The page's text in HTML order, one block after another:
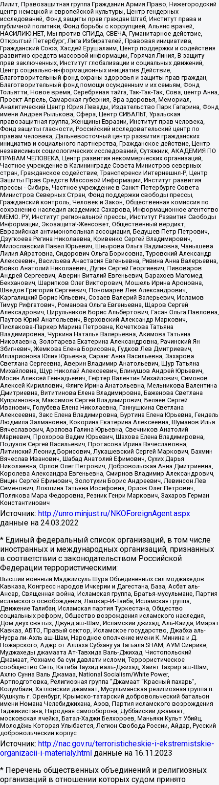
Лилит, Правозащитная группа Гражданин.Армия.Право, Нижегородский
центр немецкой и европейской культуры, Центр гендерных
исследований, Фонд защиты прав граждан Штаб, Институт права и
публичной политики, Фонд борьбы с коррупцией, Альянс врачей,
НАСИЛИЮ.НЕТ, Мы против СПИДа, СВЕЧА, Гуманитарное действие,
Открытый Петербург, Лига Избирателей, Правовая инициатива,
Гражданский Союз, Хасдей Ерушалаим, Центр поддержки и содействия
развитию средств массовой информации, Горячая Линия, В защиту
прав заключенных, Институт глобализации и социальных движений,
Центр социально-информационных инициатив Действие,
Благотворительный фонд охраны здоровья и защиты прав граждан,
Благотворительный фонд помощи осужденным и их семьям, Фонд
Тольятти, Новое время, Серебряная тайга, Так-Так-Так, Сова, центр Анна,
Проект Апрель, Самарская губерния, Эра здоровья, Мемориал,
Аналитический Центр Юрия Левады, Издательство Парк Гагарина, Фонд
имени Андрея Рылькова, Сфера, Центр СИБАЛЬТ, Уральская
правозащитная группа, Женщины Евразии, Институт прав человека,
Фонд защиты гласности, Российский исследовательский центр по
правам человека, Дальневосточный центр развития гражданских
инициатив и социального партнерства, Гражданское действие, Центр
независимых социологических исследований, Сутяжник, АКАДЕМИЯ ПО
ПРАВАМ ЧЕЛОВЕКА, Центр развития некоммерческих организаций,
Частное учреждение в Калининграде Совета Министров северных
стран, Гражданское содействие, Трансперенси Интернешнл-Р, Центр
Защиты Прав Средств Массовой Информации, Институт развития
прессы - Сибирь, Частное учреждение в Санкт-Петербурге Совета
Министров Северных Стран, Фонд поддержки свободы прессы,
Гражданский контроль, Человек и Закон, Общественная комиссия по
сохранению наследия академика Сахарова, Информационное агентство
МЕМО. РУ, Институт региональной прессы, Институт Развития Свободы
Информации, Экозащита!-Женсовет, Общественный вердикт,
Евразийская антимонопольная ассоциация, Бедушев Петр Петрович,
Дзугкоева Регина Николаевна, Кривенко Сергей Владимирович,
Милославский Павел Юрьевич, Шнырова Ольга Вадимовна, Чанышева
Лилия Айратовна, Сидорович Ольга Борисовна, Туровский Александр
Алексеевич, Васильева Анастасия Евгеньевна, Ривина Анна Валерьевна,
Бойко Анатолий Николаевич, Дугин Сергей Георгиевич, Пивоваров
Андрей Сергеевич, Аверин Виталий Евгеньевич, Барахоев Магомед
Бекханович, Шарипков Олег Викторович, Мошель Ирина Ароновна,
Шведов Григорий Сергеевич, Пономарев Лев Александрович,
Каргалицкий Борис Юльевич, Созаев Валерий Валерьевич, Исламов
Тимур Рифгатович, Романова Ольга Евгеньевна, Щаров Сергей
Алексадрович, Цирульников Борис Альбертович, Гасан Ольга Павловна,
Паутов Юрий Анатольевич, Верховский Александр Маркович,
Пислакова-Паркер Марина Петровна, Кочеткова Татьяна
Владимировна, Чуркина Наталья Валерьевна, Акимова Татьяна
Николаевна, Золотарева Екатерина Александровна, Рачинский Ян
Збигневич, Жемкова Елена Борисовна, Гудков Лев Дмитриевич,
Илларионова Юлия Юрьевна, Саранг Анна Васильевна, Захарова
Светлана Сергеевна, Аверин Владимир Анатольевич, Щур Татьяна
Михайловна, Щур Николай Алексеевич, Блинушов Андрей Юрьевич,
Мосин Алексей Геннадьевич, Гефтер Валентин Михайлович, Симонов
Алексей Кириллович, Флиге Ирина Анатольевна, Мельникова Валентина
Дмитриевна, Вититинова Елена Владимировна, Баженова Светлана
Куприяновна, Максимов Сергей Владимирович, Беляев Сергей
Иванович, Голубева Елена Николаевна, Ганнушкина Светлана
Алексеевна, Закс Елена Владимировна, Буртина Елена Юрьевна, Гендель
Людмила Залмановна, Кокорина Екатерина Алексеевна, Шуманов Илья
Вячеславович, Арапова Галина Юрьевна, Свечников Анатолий
Мариевич, Прохоров Вадим Юрьевич, Шахова Елена Владимировна,
Подузов Сергей Васильевич, Протасова Ирина Вячеславовна,
Литинский Леонид Борисович, Лукашевский Сергей Маркович, Бахмин
Вячеслав Иванович, Шабад Анатолий Ефимович, Сухих Дарья
Николаевна, Орлов Олег Петрович, Добровольская Анна Дмитриевна,
Королева Александра Евгеньевна, Смирнов Владимир Александрович,
Вицин Сергей Ефимович, Золотухин Борис Андреевич, Левинсон Лев
Семенович, Локшина Татьяна Иосифовна, Орлов Олег Петрович,
Полякова Мара Федоровна, Резник Генри Маркович, Захаров Герман
Константинович
Источник: http://unro.minjust.ru/NKOForeignAgent.aspx
данные на 24.03.2022
* Единый федеральный список организаций, в том числе
иностранных и международных организаций, признанных
в соответствии с законодательством Российской
Федерации террористическими:
Высший военный Маджлисуль Шура Объединенных сил моджахедов
Кавказа, Конгресс народов Ичкерии и Дагестана, База, Асбат аль-
Ансар, Священная война, Исламская группа, Братья-мусульмане, Партия
исламского освобождения, Лашкар-И-Тайба, Исламская группа,
Движение Талибан, Исламская партия Туркестана, Общество
социальных реформ, Общество возрождения исламского наследия,
Дом двух святых, Джунд аш-Шам, Исламский джихад, Аль-Каида, Имарат
Кавказ, АБТО, Правый сектор, Исламское государство, Джабха аль-
Нусра ли-Ахль аш-Шам, Народное ополчение имени К. Минина и Д.
Пожарского, Аджр от Аллаха Субхану уа Тагьаля SHAM, АУМ Синрике,
Муджахеды джамаата Ат-Тавхида Валь-Джихад, Чистопольский
Джамаат, Рохнамо ба суи давлати исломи, Террористическое
сообщество Сеть, Катиба Таухид валь-Джихад, Хайят Тахрир аш-Шам,
Ахлю Сунна Валь Джамаа, National Socialism/White Power,
Артподготовка, Религиозная группа “Джамаат “Красный пахарь”,
Колумбайн, Хатлонский джамаат, Мусульманская религиозная группа п.
Кушкуль г. Оренбург, Крымско-татарский добровольческий батальон
имени Номана Челебиджихана, Азов, Партия исламского возрождения
Таджикистана, Народная самооборона, Дуббайский джамаат,
московская ячейка, Батал-Хаджи Белхороев, Маньяки Культ Убийц,
Молодёжь Которая Улыбается, Легион Свобода России, Айдар, Русский
добровольческий корпус
Источник: http://nac.gov.ru/terroristicheskie-i-ekstremistskie-
organizacii-i-materialy.html данные на 16.11.2023
* Перечень общественных объединений и религиозных
организаций в отношении которых судом принято